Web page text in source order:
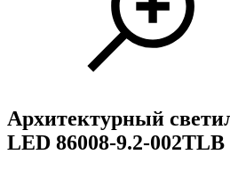
Архитектурный
LED 86008-9.2-